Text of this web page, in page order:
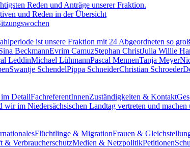
Reden und Anträge unserer Fraktion.
und Reden in der Übersicht
ist unsere Fraktion mit 24 Abgeordneten so
BeckmannEvrim CamuzStephan ChristJulia Willie
LeddinMichael LühmannPascal MennenTanja Meyer
Swantje SchendelPippa SchneiderChristian Schroeder
DetailFachreferentInnenZuständigkeiten & Kontakt
wir im Nieder­sächsischen Landtag vertreten und
Flüchtlinge & MigrationFrauen &
& VerbraucherschutzMedien & NetzpolitikPetitionen